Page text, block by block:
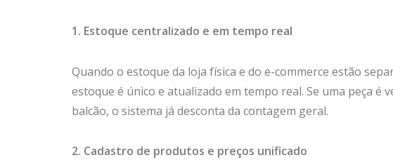
1. Estoque centralizado e em tempo real
Quando o estoque da loja física e do e-commerce estão
estoque é único e atualizado em tempo real. Se uma peça é
balcão, o sistema já desconta da contagem geral.
2. Cadastro de produtos e preços unificado